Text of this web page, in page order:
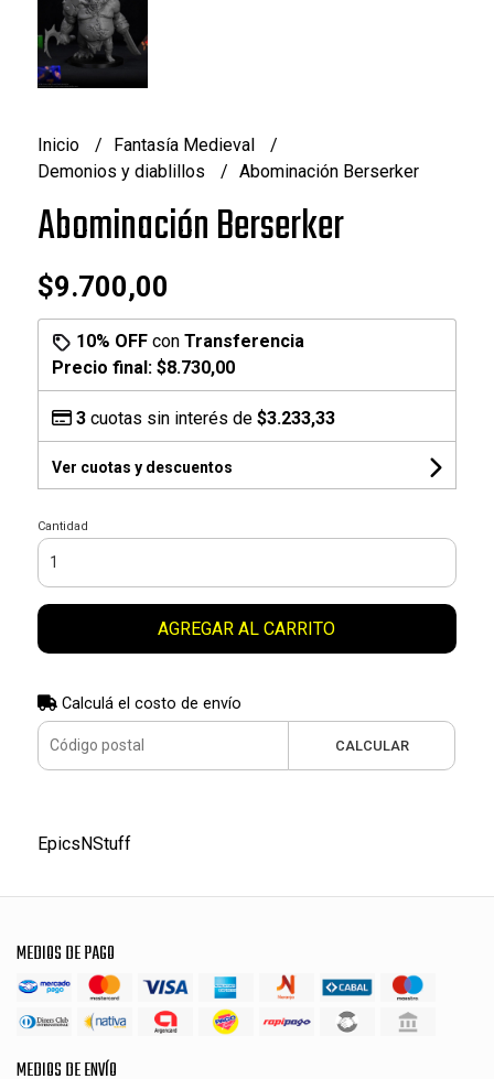
Inicio
Fantasía Medieval
Demonios y diablillos
Abominación Berserker
Abominación Berserker
$9.700,00
10% OFFcon Transferencia
Precio final: $8.730,00
3cuotas sin interés de $3.233,33
Ver cuotas y descuentos
Cantidad
AGREGAR AL CARRITO
Calculá el costo de envío
CALCULAR
EpicsNStuff
MEDIOS DE PAGO
MEDIOS DE ENVÍO